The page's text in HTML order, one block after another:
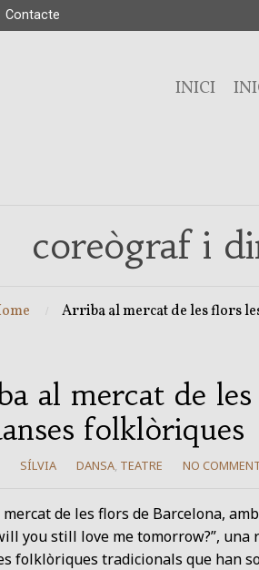
Contacte
INICI
coreògraf i
Arriba al mercat de les flors
al mercat de
folklòriques
SÍLVIA DANSA, TEATRE NO
de les flors de Barcelona,
you still love me tomorrow?”, una
folklòriques tradicionals que han